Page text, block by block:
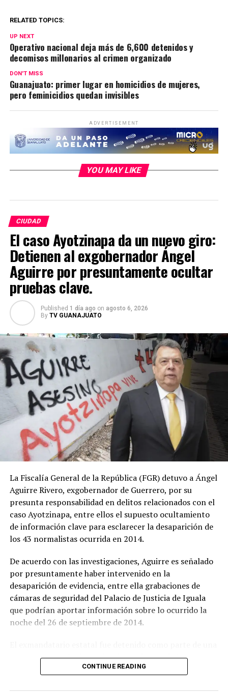
RELATED TOPICS:
UP NEXT
Operativo nacional deja más de 6,600 detenidos y
decomisos millonarios al crimen organizado
DON'T MISS
Guanajuato: primer lugar en homicidios de mujeres,
pero feminicidios quedan invisibles
ADVERTISEMENT
YOU MAY LIKE
CIUDAD
El caso Ayotzinapa da un nuevo giro:
Detienen al exgobernador Ángel
Aguirre por presuntamente ocultar
pruebas clave.
Published 1 día ago on agosto 6, 2026
By TV GUANAJUATO
La Fiscalía General de la República (FGR) detuvo a Ángel
Aguirre Rivero, exgobernador de Guerrero, por su
presunta responsabilidad en delitos relacionados con el
caso Ayotzinapa, entre ellos el supuesto ocultamiento
de información clave para esclarecer la desaparición de
los 43 normalistas ocurrida en 2014.
De acuerdo con las investigaciones, Aguirre es señalado
por presuntamente haber intervenido en la
desaparición de evidencia, entre ella grabaciones de
cámaras de seguridad del Palacio de Justicia de Iguala
que podrían aportar información sobre lo ocurrido la
noche del 26 de septiembre de 2014.
nueva etapa en las investigaciones de uno de los casos
más importantes y dolorosos de México. La desaparición
mantenido durante más de una década la exigencia de
CONTINUE READING